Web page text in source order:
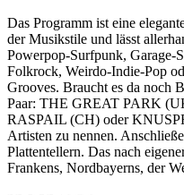
Das Programm ist eine
der Musikstile und lässt
Powerpop-Surfpunk, Garage-
Folkrock, Weirdo-Indie-Pop
Grooves. Braucht es da noch
Paar: THE GREAT PARK
RASPAIL (CH) oder
Artisten zu nennen.
Plattentellern. Das nach
Frankens, Nordbayerns, der